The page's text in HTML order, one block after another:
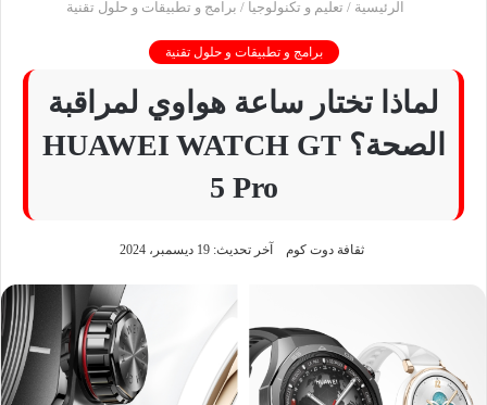
الرئيسية / تعليم و تكنولوجيا / برامج و تطبيقات و حلول تقنية
برامج و تطبيقات و حلول تقنية
لماذا تختار ساعة هواوي لمراقبة
الصحة؟ HUAWEI WATCH GT
5 Pro
ثقافة دوت كوم آخر تحديث: 19 ديسمبر، 2024